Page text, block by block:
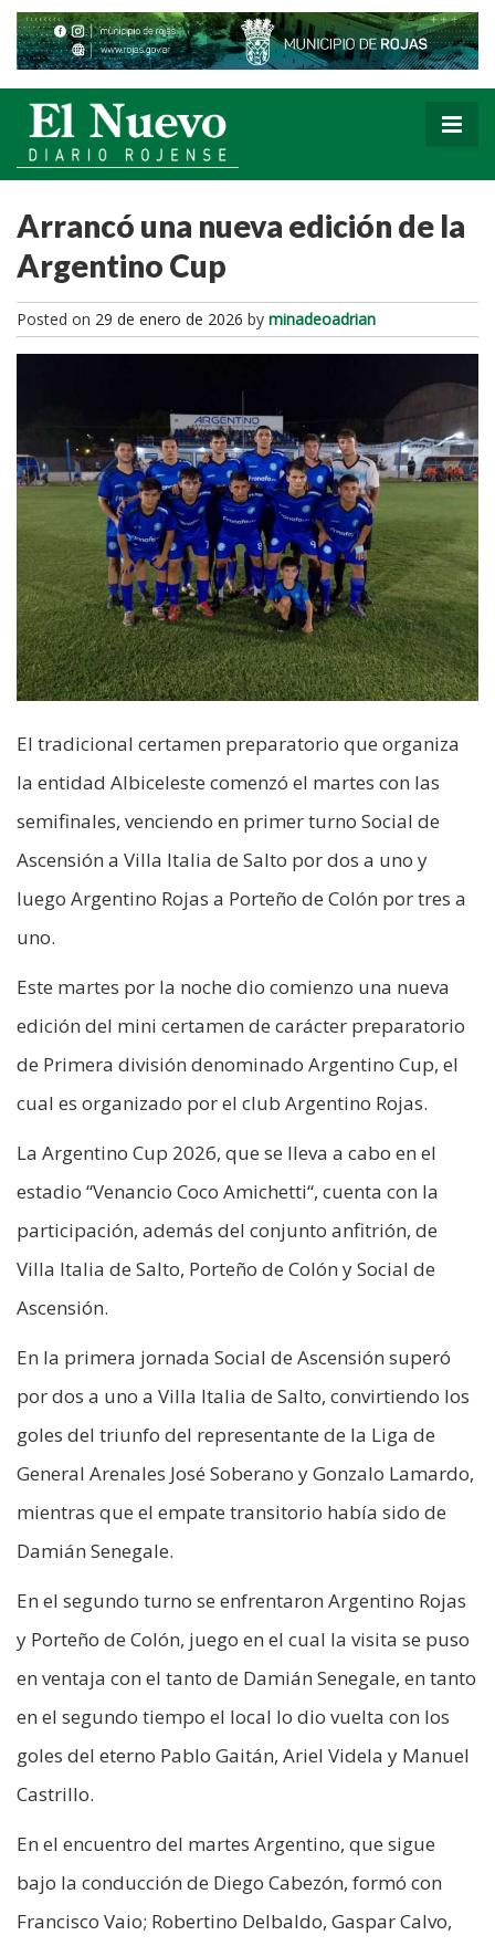
Arrancó una nueva edición de la
Argentino Cup
Posted on 29 de enero de 2026 by minadeoadrian
El tradicional certamen preparatorio que organiza
la entidad Albiceleste comenzó el martes con las
semifinales, venciendo en primer turno Social de
Ascensión a Villa Italia de Salto por dos a uno y
luego Argentino Rojas a Porteño de Colón por tres a
uno.
Este martes por la noche dio comienzo una nueva
edición del mini certamen de carácter preparatorio
de Primera división denominado Argentino Cup, el
cual es organizado por el club Argentino Rojas.
La Argentino Cup 2026, que se lleva a cabo en el
estadio “Venancio Coco Amichetti“, cuenta con la
participación, además del conjunto anfitrión, de
Villa Italia de Salto, Porteño de Colón y Social de
Ascensión.
En la primera jornada Social de Ascensión superó
por dos a uno a Villa Italia de Salto, convirtiendo los
goles del triunfo del representante de la Liga de
General Arenales José Soberano y Gonzalo Lamardo,
mientras que el empate transitorio había sido de
Damián Senegale.
En el segundo turno se enfrentaron Argentino Rojas
y Porteño de Colón, juego en el cual la visita se puso
en ventaja con el tanto de Damián Senegale, en tanto
en el segundo tiempo el local lo dio vuelta con los
goles del eterno Pablo Gaitán, Ariel Videla y Manuel
Castrillo.
En el encuentro del martes Argentino, que sigue
bajo la conducción de Diego Cabezón, formó con
Francisco Vaio; Robertino Delbaldo, Gaspar Calvo,